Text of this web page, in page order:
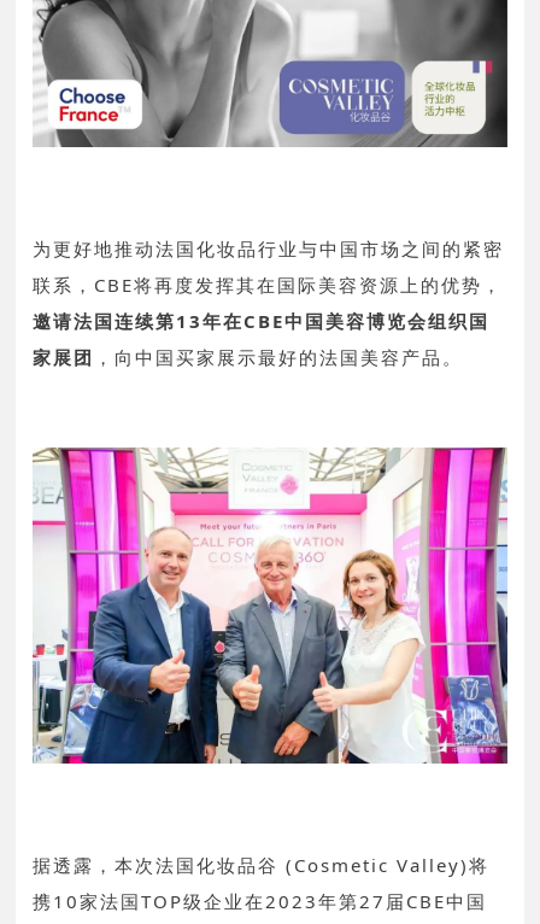
为更好地推动法国化妆品行业与中国市场之间的紧密
联系，CBE将再度发挥其在国际美容资源上的优势，
邀请法国连续第13年在CBE中国美容博览会组织国
家展团 ，向中国买家展示最好的法国美容产品。
据透露，本次法国化妆品谷 (Cosmetic Valley)将
携10家法国TOP级企业在2023年第27届CBE中国